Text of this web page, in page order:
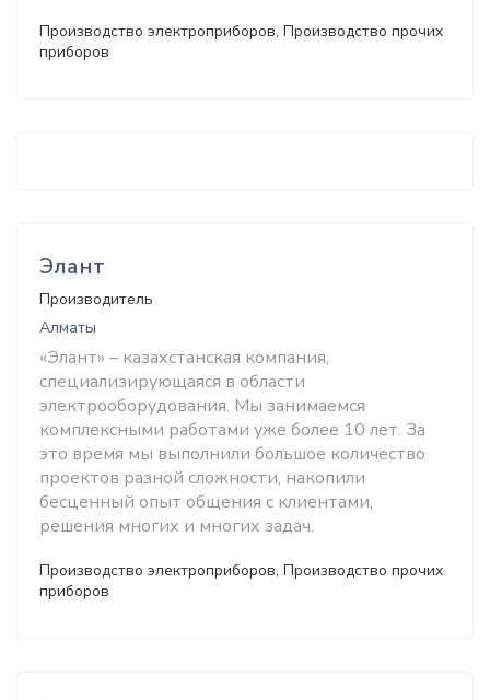
Производство электроприборов, Производство прочих
приборов
Элант
Производитель
Алматы
«Элант» – казахстанская компания,
специализирующаяся в области
электрооборудования. Мы занимаемся
комплексными работами уже более 10 лет. За
это время мы выполнили большое количество
проектов разной сложности, накопили
бесценный опыт общения с клиентами,
решения многих и многих задач.
Производство электроприборов, Производство прочих
приборов